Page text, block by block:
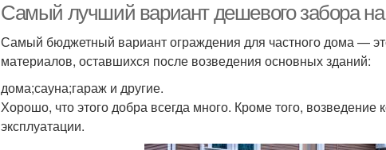
Самый лучший вариант дешевого забора
Самый бюджетный вариант ограждения для частного дома —
материалов, оставшихся после возведения основных зданий:
дома;сауна;гараж и другие.
Хорошо, что этого добра всегда много. Кроме того,
эксплуатации.